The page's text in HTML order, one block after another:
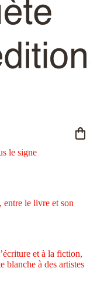
le signe
entre le livre et son
et à la fiction,
blanche à des artistes